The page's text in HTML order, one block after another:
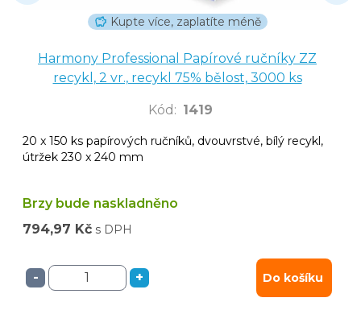
Kupte více, zaplatíte méně
Harmony Professional Papírové ručníky ZZ
recykl, 2 vr., recykl 75% bělost, 3000 ks
Kód : 1419
20 x 150 ks papírových ručníků, dvouvrstvé, bílý recykl,
útržek 230 x 240 mm
Brzy bude naskladněno
794,97 Kč s DPH
- + Do košíku